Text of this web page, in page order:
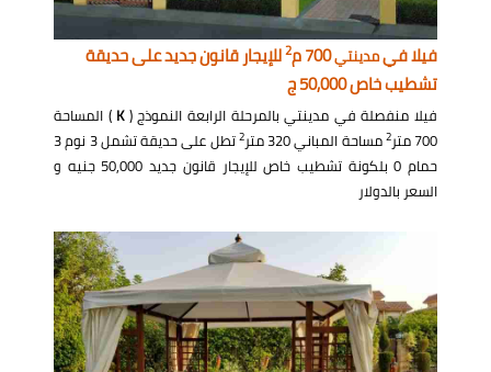
فيلا فيمدينتي700 م 2للإيجار قانون جديد على حديقة
تشطيب خاص 50,000 ج
فيلا منفصلة في مدينتي بالمرحلة الرابعة النموذج (K ) المساحة
700 متر
2مساحة المباني 320 متر 2
تطل على حديقة تشمل 3 نوم 3
حمام 0 بلكونة تشطيب خاص للإيجار قانون جديد 50,000 جنيه و
السعر بالدولار